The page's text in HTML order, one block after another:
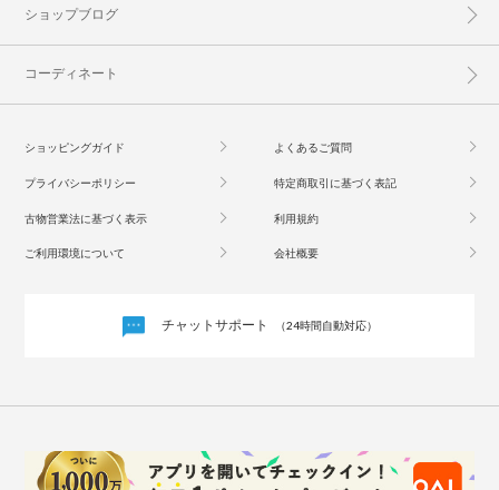
ショップブログ
コーディネート
ショッピングガイド よくあるご質問
プライバシーポリシー 特定商取引に基づく表記
古物営業法に基づく表示 利用規約
ご利用環境について 会社概要
チャットサポート （24時間自動対応）